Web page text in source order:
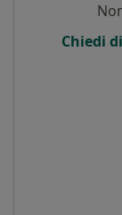
Chiedi